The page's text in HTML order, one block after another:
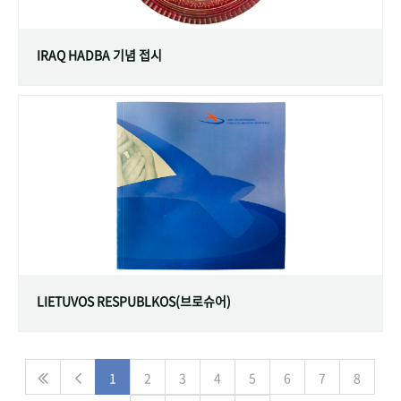
IRAQ HADBA 기념 접시
LIETUVOS RESPUBLKOS(브로슈어)
1 2 3 4 5 6 7 8